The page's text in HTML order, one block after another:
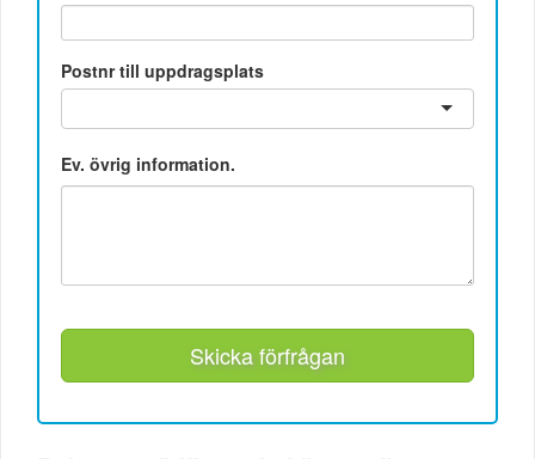
Postnr till uppdragsplats
Ev. övrig information.
Skicka förfrågan